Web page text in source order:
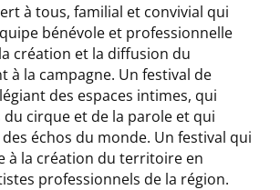
à tous, familial et convivial qui
bénévole et professionnelle
création et la diffusion du
à la campagne. Un festival de
des espaces intimes, qui
cirque et de la parole et qui
échos du monde. Un festival qui
à la création du territoire en
professionnels de la région.